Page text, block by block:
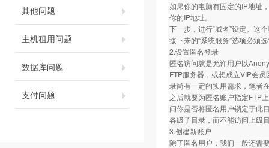
其他问题
主机租用问题
数据库问题
支付问题
如果你的电脑有固定的IP地址
你的IP地址。
下一步，进行“域名”设定。这
接下来的“系统服务”选项必须
2.设置匿名登录
匿名访问就是允许用户以
FTP服务器，或想成立VIP会
录尚有一定的实用需求，笔者
之后就要为匿名账户指定FTP
问你是否将匿名用户锁定于此
各级子目录，而不能访问上级
3.创建新账户
除了匿名用户，我们一般还需